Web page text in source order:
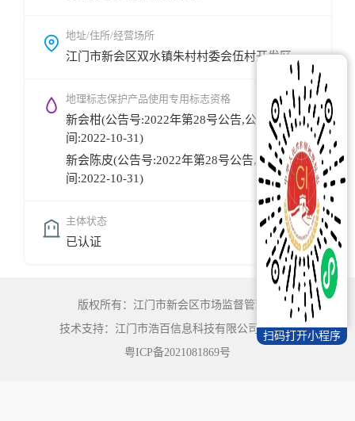
用户登录
地址/住所/经营场所
江门市新会区双水镇朱村村委会伍村开发区
地理标志保护产品使用专用标志资格
新会柑(公告号:2022年第28号公告,公告时
间:2022-10-31)
新会陈皮(公告号:2022年第28号公告,公告时
间:2022-10-31)
主体状态
已认证
扫码打开小程序
版权所有：江门市新会区市场监督管理局
技术支持：江门市浩百信息科技有限公司©2022
粤ICP备2021081869号